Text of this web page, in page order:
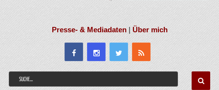
Presse- & Mediadaten|Über mich